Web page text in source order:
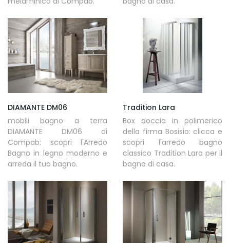
DIAMANTE DM06
mobili bagno a terra
DIAMANTE DM06 di
Compab: scopri l'Arredo
Bagno in legno moderno e
arreda il tuo bagno.
Tradition Lara
Box doccia in polimerico
della firma Bosisio: clicca e
scopri l'arredo bagno
classico Tradition Lara per il
bagno di casa.